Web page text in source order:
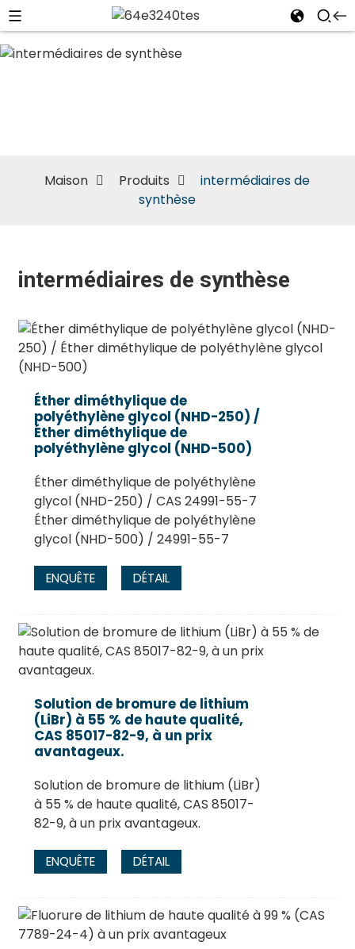
Maison Produits
intermédiaires de
synthèse
intermédiaires de synthèse
Éther diméthylique de
polyéthylène glycol (NHD-250) /
Éther diméthylique de
polyéthylène glycol (NHD-500)
Éther diméthylique de polyéthylène
glycol (NHD-250) / CAS 24991-55-7
Éther diméthylique de polyéthylène
glycol (NHD-500) / 24991-55-7
ENQUÊTE DÉTAIL
Solution de bromure de lithium
(LiBr) à 55 % de haute qualité,
CAS 85017-82-9, à un prix
avantageux.
Solution de bromure de lithium (LiBr)
à 55 % de haute qualité, CAS 85017-
82-9, à un prix avantageux.
ENQUÊTE DÉTAIL